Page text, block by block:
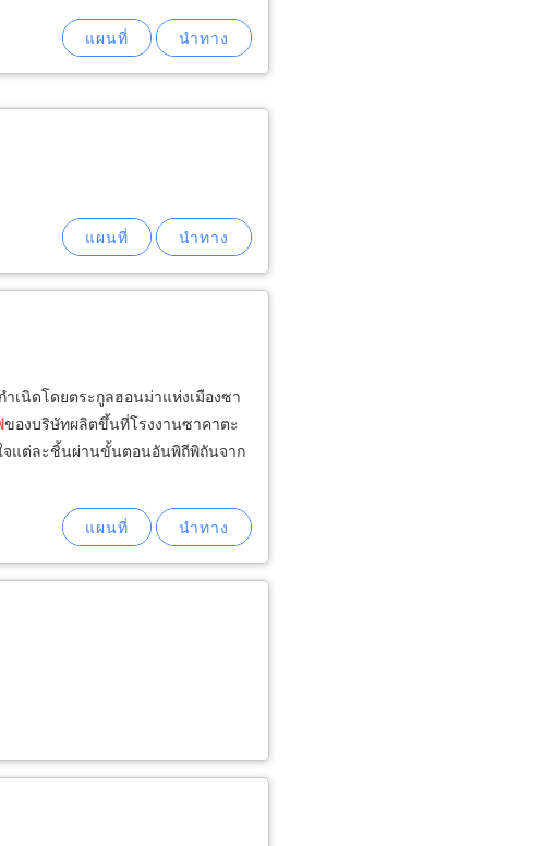
ำเนิดโดยตระกูลฮอนม่าแห่งเมืองซา
ของบริษัทผลิตขึ้นที่โรงงานซาคาตะ
จแต่ละชิ้นผ่านขั้นตอนอันพิถีพิถันจาก